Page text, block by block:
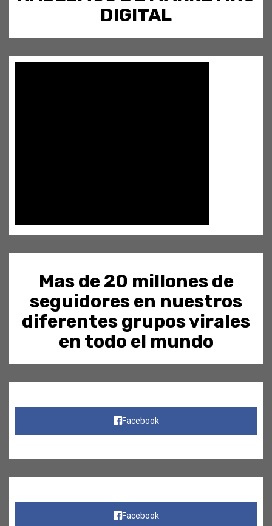
DIGITAL
Mas de 20 millones de
seguidores en nuestros
diferentes grupos virales
en todo el mundo
Facebook
Facebook